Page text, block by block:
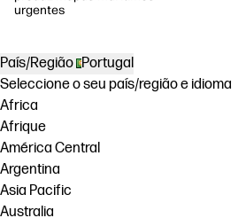
urgentes
País/Região Portugal
Seleccione o seu país/região e idioma
Africa
Afrique
América Central
Argentina
Asia Pacific
Australia